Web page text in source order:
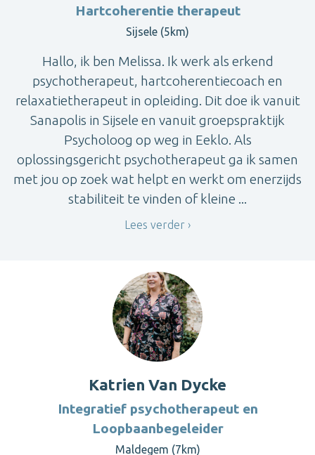
Hartcoherentie therapeut
Sijsele (5km)
Hallo, ik ben Melissa. Ik werk als erkend
psychotherapeut, hartcoherentiecoach en
relaxatietherapeut in opleiding. Dit doe ik vanuit
Sanapolis in Sijsele en vanuit groepspraktijk
Psycholoog op weg in Eeklo. Als
oplossingsgericht psychotherapeut ga ik samen
met jou op zoek wat helpt en werkt om enerzijds
stabiliteit te vinden of kleine ...
Lees verder
Katrien Van Dycke
Integratief psychotherapeut en
Loopbaanbegeleider
Maldegem (7km)